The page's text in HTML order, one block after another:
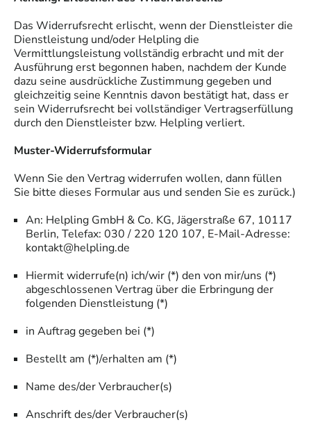
Das Widerrufsrecht erlischt, wenn der Dienstleister die
Dienstleistung und/oder Helpling die
Vermittlungsleistung vollständig erbracht und mit der
Ausführung erst begonnen haben, nachdem der Kunde
dazu seine ausdrückliche Zustimmung gegeben und
gleichzeitig seine Kenntnis davon bestätigt hat, dass er
sein Widerrufsrecht bei vollständiger Vertragserfüllung
durch den Dienstleister bzw. Helpling verliert.
Muster-Widerrufsformular
Wenn Sie den Vertrag widerrufen wollen, dann füllen
Sie bitte dieses Formular aus und senden Sie es zurück.)
An: Helpling GmbH & Co. KG, Jägerstraße 67, 10117
Berlin, Telefax: 030 / 220 120 107, E-Mail-Adresse:
kontakt@helpling.de
Hiermit widerrufe(n) ich/wir (*) den von mir/uns (*)
abgeschlossenen Vertrag über die Erbringung der
folgenden Dienstleistung (*)
in Auftrag gegeben bei (*)
Bestellt am (*)/erhalten am (*)
Name des/der Verbraucher(s)
Anschrift des/der Verbraucher(s)